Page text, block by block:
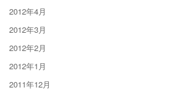
2012年4月
2012年3月
2012年2月
2012年1月
2011年12月